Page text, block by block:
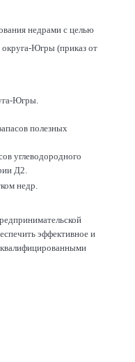
недрами с целью
округа-Югры (приказ от
Югры.
полезных
углеводородного
Д2.
недр.
эффективное и
квалифицированными